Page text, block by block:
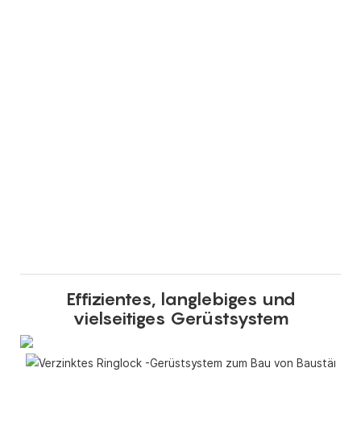
Effizientes, langlebiges und
vielseitiges Gerüstsystem